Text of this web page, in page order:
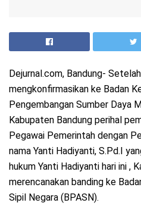
Dejurnal.com, Bandung-
mengkonfirmasikan ke Badan
Pengembangan Sumber Daya
Kabupaten Bandung perihal
Pegawai Pemerintah dengan
nama Yanti Hadiyanti, S.Pd.I
hukum Yanti Hadiyanti hari ini ,
merencanakan banding ke
Sipil Negara (BPASN).